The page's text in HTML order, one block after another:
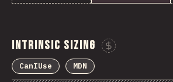
Intrinsic Sizing
CanIUse MDN